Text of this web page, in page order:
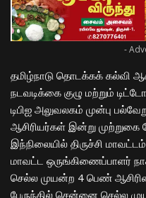
-
தமிழ்நாடு தொடக்கக் கல்வி
நடவடிக்கை குழு மற்றும்
டிபிஐ அலுவலகம் முன்பு
ஆசிரியர்கள் இன்று
இந்நிலையில் திருச்சி
மாவட்ட ஒருங்கிணைப்பாளர்
செல்ல முயன்ற 4 பெண்
பேருந்தில் சென்னை செல்ல